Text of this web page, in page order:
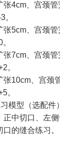
张4cm、宫颈
。
张5cm、宫颈
张7cm、宫颈
。
张10cm、宫颈
。
模型（选配件
正中切口、左侧
的缝合练习。